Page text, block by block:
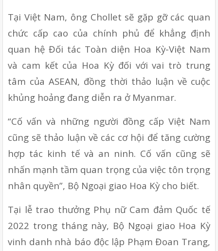
Tại Việt Nam, ông Chollet sẽ gặp gỡ các quan
chức cấp cao của chính phủ để khẳng định
quan hệ Đối tác Toàn diện Hoa Kỳ-Việt Nam
và cam kết của Hoa Kỳ đối với vai trò trung
tâm của ASEAN, đồng thời thảo luận về cuộc
khủng hoảng đang diễn ra ở Myanmar.
“Cố vấn và những người đồng cấp Việt Nam
cũng sẽ thảo luận về các cơ hội để tăng cường
hợp tác kinh tế và an ninh. Cố vấn cũng sẽ
nhấn mạnh tầm quan trọng của việc tôn trọng
nhân quyền”, Bộ Ngoại giao Hoa Kỳ cho biết.
Tại lễ trao thưởng Phụ nữ Cam đảm Quốc tế
2022 trong tháng này, Bộ Ngoại giao Hoa Kỳ
vinh danh nhà báo độc lập Phạm Đoan Trang,